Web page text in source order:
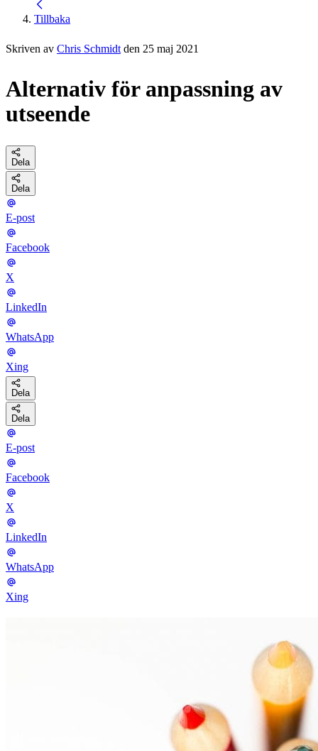
Tillbaka
Skriven av Chris Schmidt den 25 maj 2021
Alternativ för anpassning av
utseende
Dela
Dela
E-post
Facebook
X
LinkedIn
WhatsApp
Xing
Dela
Dela
E-post
Facebook
X
LinkedIn
WhatsApp
Xing